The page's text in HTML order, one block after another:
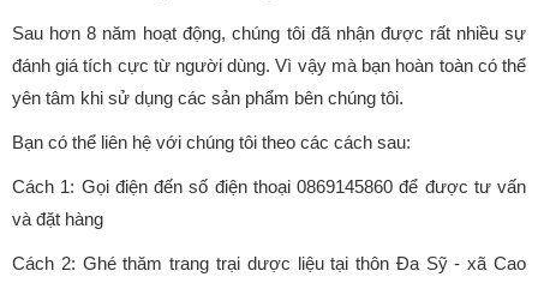
Sau hơn 8 năm hoạt động, chúng tôi đã nhận được rất nhiều sự
đánh giá tích cực từ người dùng. Vì vậy mà bạn hoàn toàn có thể
yên tâm khi sử dụng các sản phẩm bên chúng tôi.
Bạn có thể liên hệ với chúng tôi theo các cách sau:
Cách 1: Gọi điện đến số điện thoại 0869145860 để được tư vấn
và đặt hàng
Cách 2: Ghé thăm trang trại dược liệu tại thôn Đa Sỹ - xã Cao